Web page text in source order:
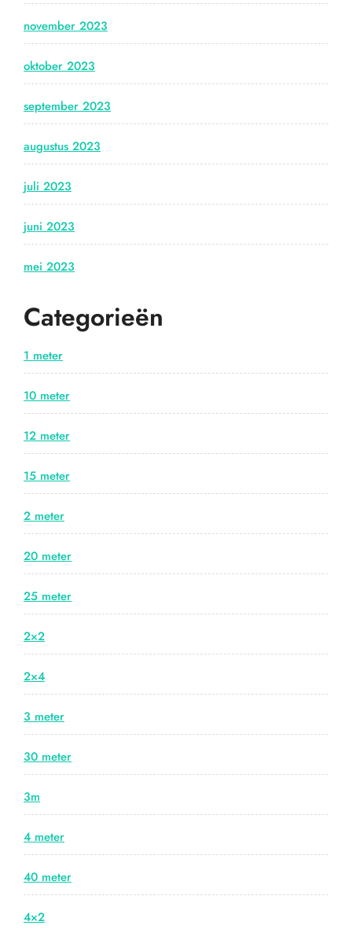
november 2023
oktober 2023
september 2023
augustus 2023
juli 2023
juni 2023
mei 2023
Categorieën
1 meter
10 meter
12 meter
15 meter
2 meter
20 meter
25 meter
2×2
2×4
3 meter
30 meter
3m
4 meter
40 meter
4×2